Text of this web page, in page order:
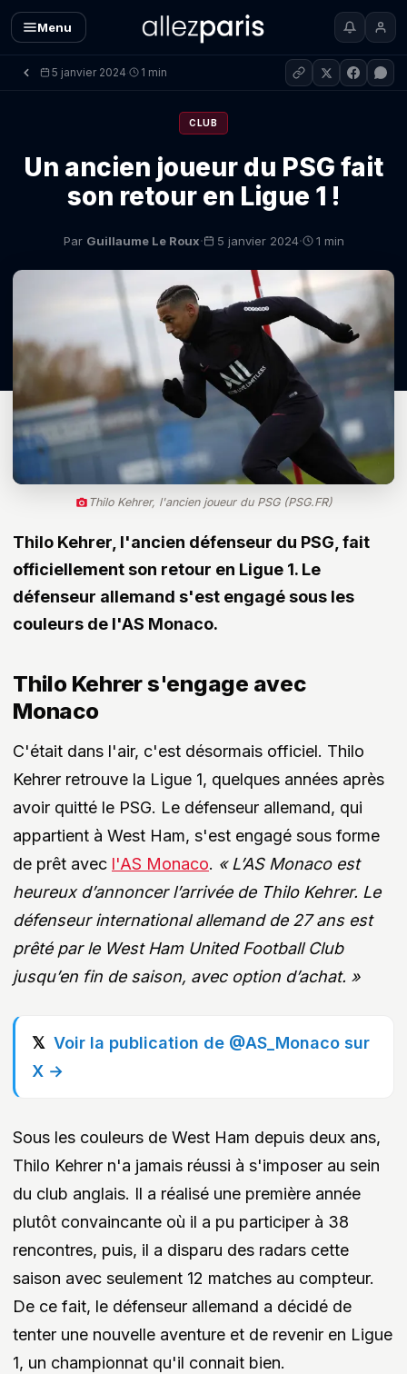
Menu
5 janvier 2024· 1 min
CLUB
Un ancien joueur du PSG fait
son retour en Ligue 1 !
Par Guillaume Le Roux· 5 janvier 2024· 1 min
Thilo Kehrer, l'ancien joueur du PSG (PSG.FR)
Thilo Kehrer, l'ancien défenseur du PSG, fait
officiellement son retour en Ligue 1. Le
défenseur allemand s'est engagé sous les
couleurs de l'AS Monaco.
Thilo Kehrer s'engage avec
Monaco
C'était dans l'air, c'est désormais officiel. Thilo
Kehrer retrouve la Ligue 1, quelques années après
avoir quitté le PSG. Le défenseur allemand, qui
appartient à West Ham, s'est engagé sous forme
de prêt avec l'AS Monaco. « L’AS Monaco est
heureux d’annoncer l’arrivée de Thilo Kehrer. Le
défenseur international allemand de 27 ans est
prêté par le West Ham United Football Club
jusqu’en fin de saison, avec option d’achat. »
Voir la publication de @AS_Monaco sur
X →
Sous les couleurs de West Ham depuis deux ans,
Thilo Kehrer n'a jamais réussi à s'imposer au sein
du club anglais. Il a réalisé une première année
plutôt convaincante où il a pu participer à 38
rencontres, puis, il a disparu des radars cette
saison avec seulement 12 matches au compteur.
De ce fait, le défenseur allemand a décidé de
tenter une nouvelle aventure et de revenir en Ligue
1, un championnat qu'il connait bien.